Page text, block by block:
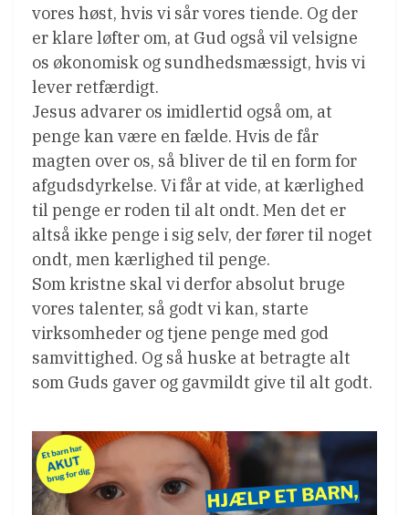
vores høst, hvis vi sår vores tiende. Og der
er klare løfter om, at Gud også vil velsigne
os økonomisk og sundhedsmæssigt, hvis vi
lever retfærdigt.
Jesus advarer os imidlertid også om, at
penge kan være en fælde. Hvis de får
magten over os, så bliver de til en form for
afgudsdyrkelse. Vi får at vide, at kærlighed
til penge er roden til alt ondt. Men det er
altså ikke penge i sig selv, der fører til noget
ondt, men kærlighed til penge.
Som kristne skal vi derfor absolut bruge
vores talenter, så godt vi kan, starte
virksomheder og tjene penge med god
samvittighed. Og så huske at betragte alt
som Guds gaver og gavmildt give til alt godt.